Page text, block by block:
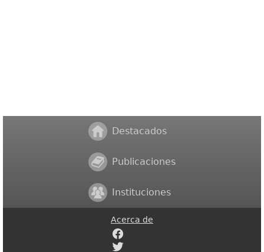
Destacados
Publicaciones
Instituciones
Acerca de